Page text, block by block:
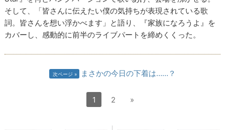
そして、「皆さんに伝えたい僕の気持ちが表現されている歌
詞。皆さんを想い浮かべます」と語り、『家族になろうよ』を
カバーし、感動的に前半のライブパートを締めくくった。
次ページ まさかの今日の下着は……？
1 2 »